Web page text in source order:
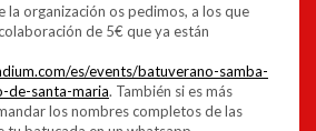
la organización os pedimos, a los que
de 5€ que ya están
es/events/batuverano-samba-
de-santa-maria. También si es más
los nombres completos de las